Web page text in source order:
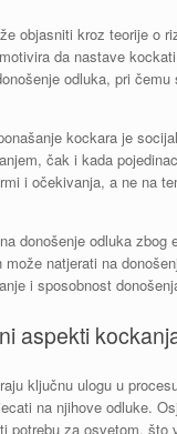
objasniti kroz teorije o
da nastave
odluka, pri
kockara je
čak i kada
i očekivanja, a ne na
donošenje odluka
natjerati na
i sposobnost
aspekti
ključnu ulogu u
na njihove odluke.
potrebu za osvetom, što